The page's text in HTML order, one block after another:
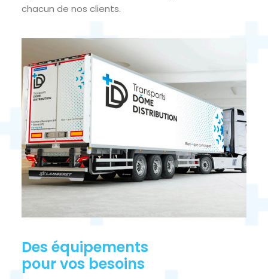
chacun de nos clients.
Des équipements
pour vos besoins